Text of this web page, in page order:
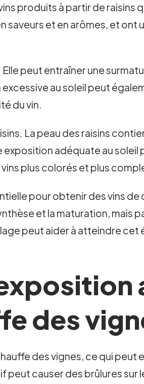
produits à partir de
et en arômes, et ont
peut entraîner une
au soleil peut
du vin.
La peau des raisins
exposition adéquate au
plus colorés et plus
pour obtenir des vins
et la maturation, mais
peut aider à atteindre cet
des
des vignes, ce qui peut
peut causer des brûlures